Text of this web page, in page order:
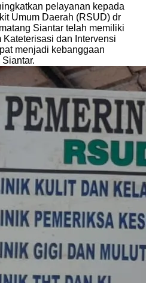
pelayanan kepada
Umum Daerah (RSUD) dr
Siantar telah memiliki
dan Intervensi
menjadi kebanggaan